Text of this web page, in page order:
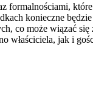
formalnościami,
konieczne
co może wiązać
jak i